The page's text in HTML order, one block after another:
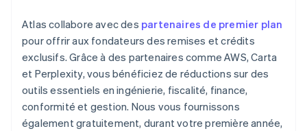
Atlas collabore avec des partenaires de premier plan
pour offrir aux fondateurs des remises et crédits
exclusifs. Grâce à des partenaires comme AWS, Carta
et Perplexity, vous bénéficiez de réductions sur des
outils essentiels en ingénierie, fiscalité, finance,
conformité et gestion. Nous vous fournissons
également gratuitement, durant votre première année,